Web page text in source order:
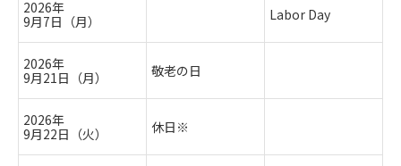
2026年
9月7日（月）
Labor Day
2026年
9月21日（月）
敬老の日
2026年
9月22日（火）
休日※